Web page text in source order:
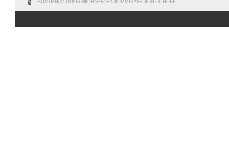
КОМПАНИЙ ОПУБЛИКОВАНЫ НА КОММЕРЧЕСКОЙ ОСНОВЕ